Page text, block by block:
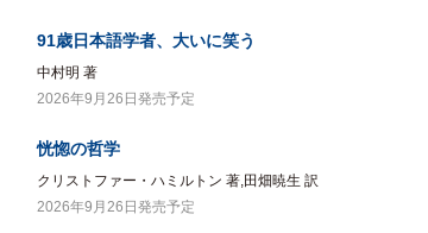
91歳日本語学者、大いに笑う
中村明 著
2026年9月26日発売予定
恍惚の哲学
クリストファー・ハミルトン 著,田畑暁生 訳
2026年9月26日発売予定